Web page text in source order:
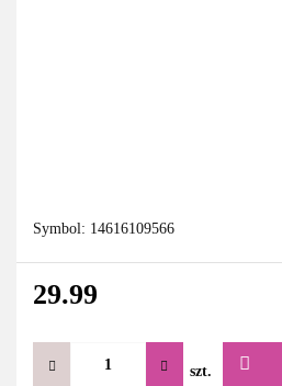
Symbol: 14616109566
29.99
szt.